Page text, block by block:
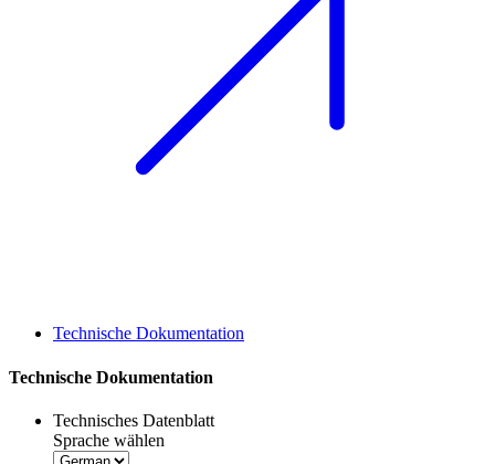
Technische Dokumentation
Technische Dokumentation
Technisches Datenblatt
Sprache wählen